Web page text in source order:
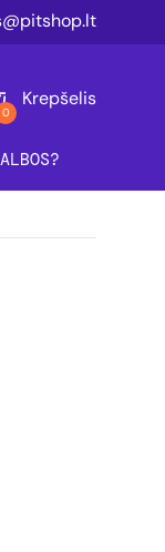
0
Krepšelis